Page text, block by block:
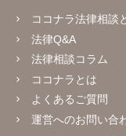
ココナラ法律相談
法律Q&A
法律相談コラム
ココナラとは
よくあるご質問
運営へのお問い合